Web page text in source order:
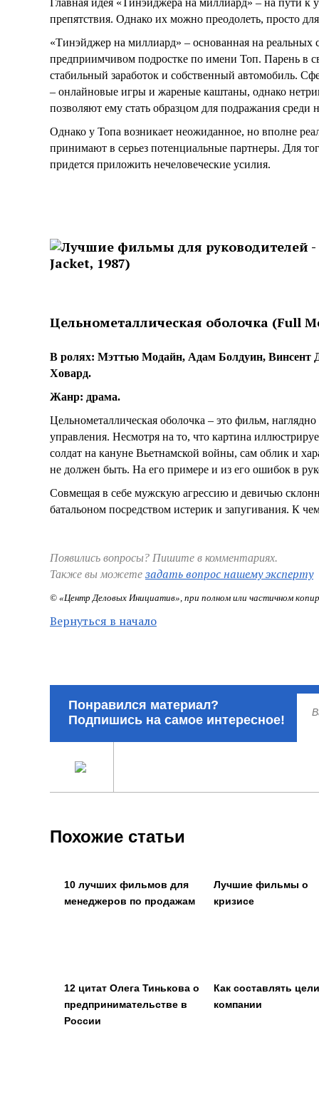
Главная идея «Тинэйджера на миллиард» – на пути
препятствия. Однако их можно преодолеть, просто
«Тинэйджер на миллиард» – основанная на реальных
предприимчивом подростке по имени Топ. Парень в
стабильный заработок и собственный автомобиль.
– онлайновые игры и жареные каштаны, однако
позволяют ему стать образцом для подражания среди
Однако у Топа возникает неожиданное, но вполне
принимают в серьез потенциальные партнеры. Для
придется приложить нечеловеческие усилия.
Цельнометаллическая оболочка (Full
В ролях: Мэттью Модайн, Адам Болдуин,
Ховард.
Жанр: драма.
Цельнометаллическая оболочка – это фильм,
управления. Несмотря на то, что картина
солдат на кануне Вьетнамской войны, сам облик и
не должен быть. На его примере и из его ошибок в
Совмещая в себе мужскую агрессию и девичью
батальоном посредством истерик и запугивания. К
Появились вопросы? Пишите в комментариях.
Также вы можете задать вопрос нашему эксперту
© «Центр Деловых Инициатив», при полном или частичном
Вернуться в начало
Понравился материал?
Подпишись на самое интересное!
Похожие статьи
10 лучших фильмов для
менеджеров по продажам
Лучшие фильмы о
кризисе
12 цитат Олега Тинькова о
предпринимательстве в
России
Как составлять цели
компании